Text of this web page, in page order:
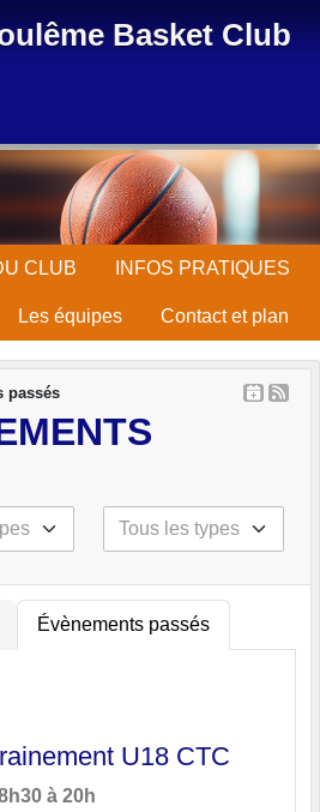
Basket Club
CLUB INFOS PRATIQUES
Les équipes Contact et plan
passés
Évènements passés
U18 CTC
à 20h